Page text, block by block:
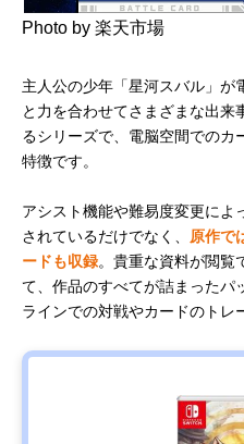
Photo by 楽天市場
主人公の少年「星河スバル」が
と力を合わせてさまざまな出
るシリーズで、電脳空間でのカ
特徴です。
アシスト機能や難易度変更によ
されているだけでなく、 原作で
ードも収録。貴重な資料が閲覧
て、作品のすべてが詰まったパ
ラインでの対戦やカードのトレ